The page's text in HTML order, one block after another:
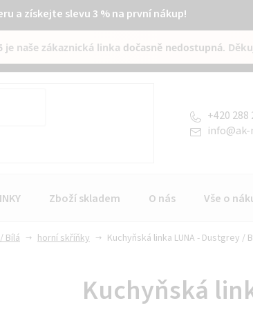
a získejte slevu 3 % na první nákup!
je naše zákaznická linka dočasně nedostupná.
info@
+420 288
Zboží skladem O nás Vše o
Bílá horní skříňky Kuchyňská linka LUNA - Dustgrey /
Kuchyňská